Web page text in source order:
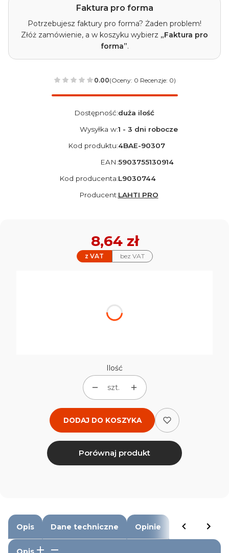
Faktura pro forma
Potrzebujesz faktury pro forma? Żaden problem!
Złóż zamówienie, a w koszyku wybierz „Faktura pro
forma”.
0.00(Oceny: 0 Recenzje: 0)
Dostępność:duża ilość
Wysyłka w:1 - 3 dni robocze
Kod produktu:4BAE-90307
EAN:5903755130914
Kod producenta:L9030744
Producent:LAHTI PRO
z VAT bez VAT
Cena
8,64 zł
Rozmiar
Ilość
szt.
DODAJ DO KOSZYKA
Porównaj produkt
Opis Dane techniczne Opinie